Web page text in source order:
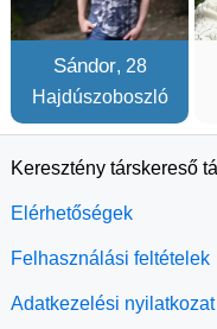
Sándor, 28
Hajdúszoboszló
Keresztény társkereső
Elérhetőségek
Felhasználási feltételek
Adatkezelési nyilatkozat